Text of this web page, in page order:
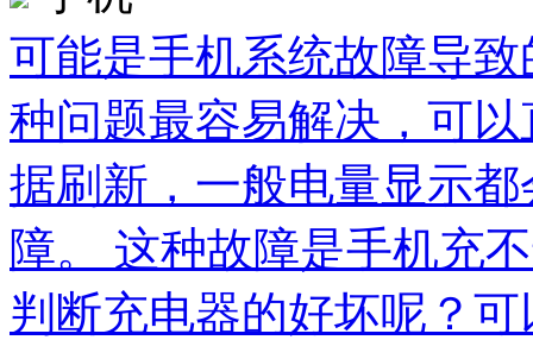
可能是手机系统故障导
种问题最容易解决，可
据刷新，一般电量显示
障。 这种故障是手机充
判断充电器的好坏呢？